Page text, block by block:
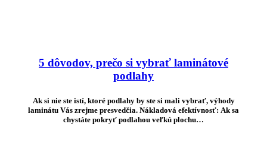
5 dôvodov, prečo si vybrať laminátové
podlahy
Ak si nie ste istí, ktoré podlahy by ste si mali vybrať, výhody
laminátu Vás zrejme presvedčia. Nákladová efektívnosť: Ak sa
chystáte pokryť podlahou veľkú plochu…